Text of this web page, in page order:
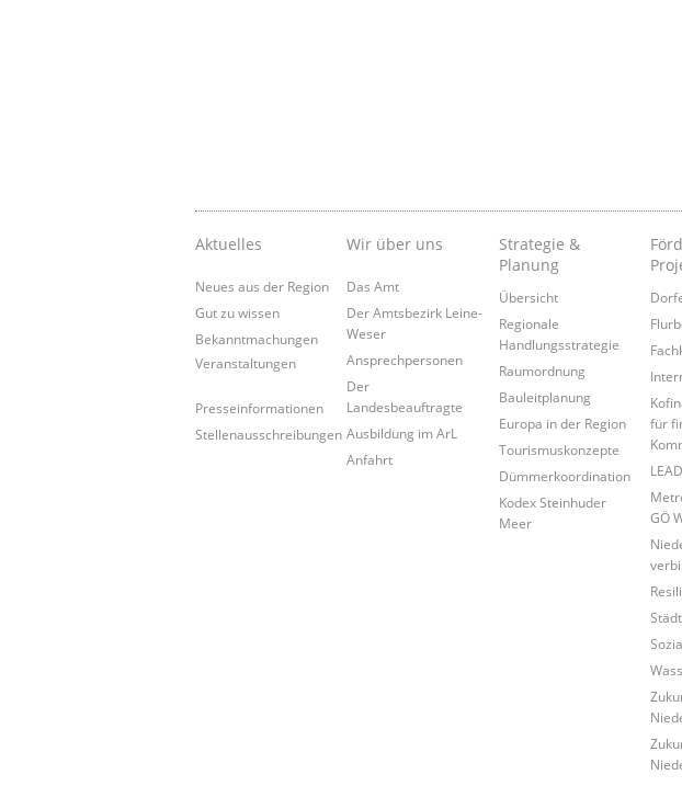
Aktuelles
Neues aus der Region
Gut zu wissen
Bekanntmachungen
Veranstaltungen
Presseinformationen
Stellenausschreibungen
Wir über uns
Das Amt
Der Amtsbezirk Leine-
Weser
Ansprechpersonen
Der
Landesbeauftragte
Ausbildung im ArL
Anfahrt
Strategie &
Planung
Übersicht
Regionale
Handlungsstrategie
Raumordnung
Bauleitplanung
Europa in der Region
Tourismuskonzepte
Dümmerkoordination
Kodex Steinhuder
Meer
für
GÖ